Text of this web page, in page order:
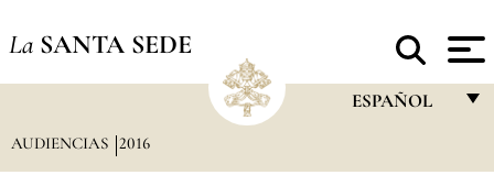
La SANTA SEDE
ESPAÑOL
AUDIENCIAS 2016